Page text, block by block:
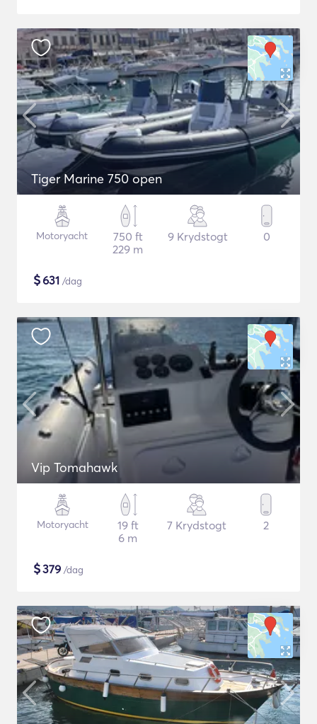
Tiger Marine 750 open
Motoryacht
750 ft
229 m
9 Krydstogt 0
$631 /dag
Vip Tomahawk
Motoryacht
19 ft
6 m
7 Krydstogt 2
$379 /dag